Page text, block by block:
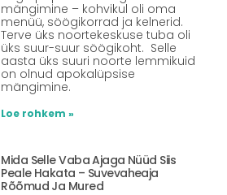
mängimine – kohvikul oli oma
menüü, söögikorrad ja kelnerid.
Terve üks noortekeskuse tuba oli
üks suur-suur söögikoht. Selle
aasta üks suuri noorte lemmikuid
on olnud apokalüpsise
mängimine.
Loe rohkem »
Mida Selle Vaba Ajaga Nüüd Siis
Peale Hakata – Suvevaheaja
Rõõmud Ja Mured